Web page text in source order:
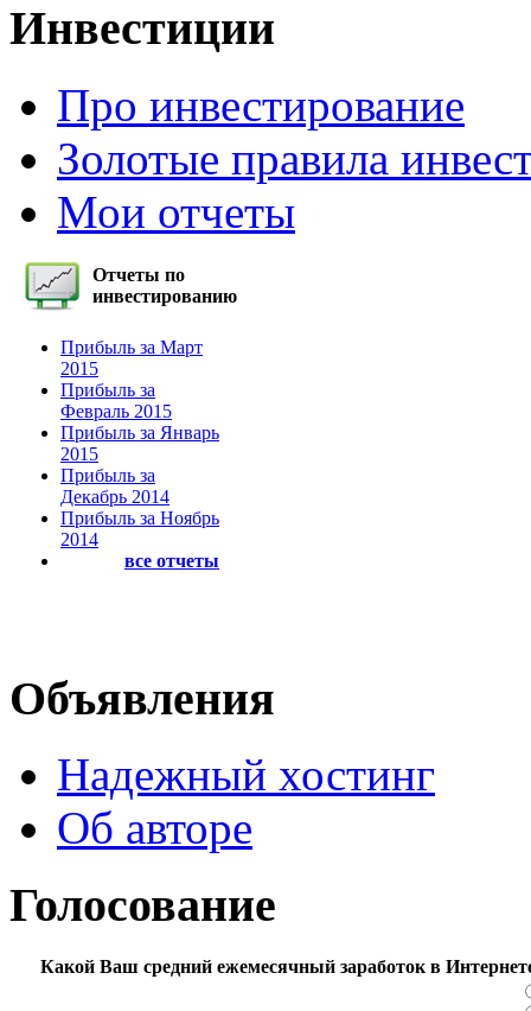
Инвестиции
Про инвестирование
Золотые правила
Мои отчеты
Отчеты по
инвестированию
Прибыль за Март
2015
Прибыль за
Февраль 2015
Прибыль за Январь
2015
Прибыль за
Декабрь 2014
Прибыль за Ноябрь
2014
все отчеты
Объявления
Надежный хостинг
Об авторе
Голосование
Какой Ваш средний ежемесячный заработок в